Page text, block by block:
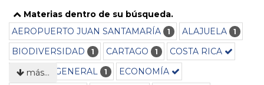
Materias dentro de su búsqueda.
AEROPUERTO JUAN SANTAMARÍA
1 ALAJUELA 1
BIODIVERSIDAD 1 CARTAGO 1
COSTA RICA
CULTURA GENERAL
1
ECONOMÍA
más…